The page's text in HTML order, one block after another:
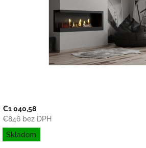
€1 040,58
€846 bez DPH
Jednotková
cena:
Skladom